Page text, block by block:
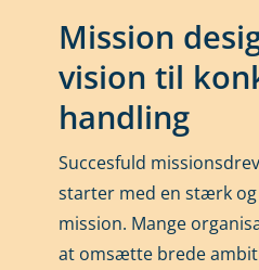
Mission
vision til
handling
Succesfuld
starter med en stærk
mission. Mange
at omsætte brede